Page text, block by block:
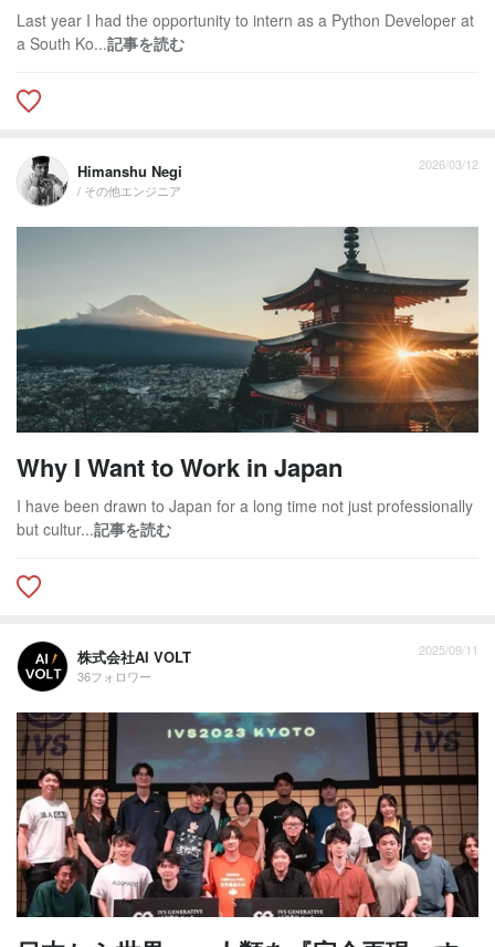
Last year I had the opportunity to intern as a Python Developer at
a South Ko...記事を読む
Himanshu Negi
/ その他エンジニア
2026/03/12
Why I Want to Work in Japan
I have been drawn to Japan for a long time not just professionally
but cultur...記事を読む
株式会社AI VOLT
36フォロワー
2025/09/11